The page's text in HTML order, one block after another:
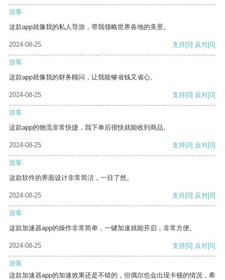
游客
这款app就像我的私人导游，带我领略世界各地的美景。
2024-08-25 支持[0] 反对[0]
游客
这款app就像我的财务顾问，让我能够省钱又省心。
2024-08-25 支持[0] 反对[0]
游客
这款app的物流非常快捷，我下单后很快就能收到商品。
2024-08-25 支持[0] 反对[0]
游客
这款软件的界面设计非常简洁，一目了然。
2024-08-25 支持[0] 反对[0]
游客
这款加速器app的操作非常简单，一键加速就能开启，非常方便。
2024-08-25 支持[0] 反对[0]
游客
这款加速器app的加速效果还是不错的，但偶尔也会出现卡顿的情况，希